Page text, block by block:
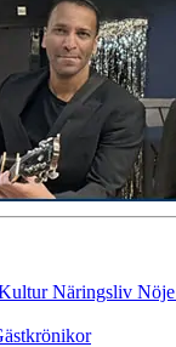
Näringsliv Nöje